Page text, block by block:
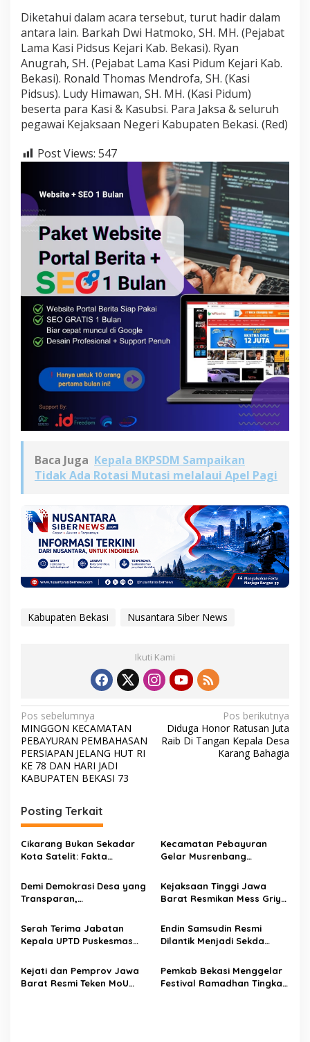
Diketahui dalam acara tersebut, turut hadir dalam
antara lain. Barkah Dwi Hatmoko, SH. MH. (Pejabat
Lama Kasi Pidsus Kejari Kab. Bekasi). Ryan
Anugrah, SH. (Pejabat Lama Kasi Pidum Kejari Kab.
Bekasi). Ronald Thomas Mendrofa, SH. (Kasi
Pidsus). Ludy Himawan, SH. MH. (Kasi Pidum)
beserta para Kasi & Kasubsi. Para Jaksa & seluruh
pegawai Kejaksaan Negeri Kabupaten Bekasi. (Red)
Post Views: 547
Baca Juga Kepala BKPSDM Sampaikan
Tidak Ada Rotasi Mutasi melalaui Apel Pagi
Kabupaten Bekasi Nusantara Siber News
Ikuti Kami
N
a
v
i
a
s
i
o
Pos sebelumnya
MINGGON KECAMATAN
PEBAYURAN PEMBAHASAN
PERSIAPAN JELANG HUT RI
KE 78 DAN HARI JADI
KABUPATEN BEKASI 73
Pos berikutnya
Diduga Honor Ratusan Juta
Raib Di Tangan Kepala Desa
Karang Bahagia
Posting Terkait
Cikarang Bukan Sekadar
Kota Satelit: Fakta
Kota Industri Jawa…
Kecamatan Pebayuran
Gelar Musrenbang
Perkuat Konektivitas dan
Ekonomi Berkelanjutan
Demi Demokrasi Desa yang
Transparan,
Musyawarah Penetapan
Panitia dan Jumlah BPD
Kejaksaan Tinggi Jawa
Barat Resmikan Mess Griya
Kabupaten Bekasi
Serah Terima Jabatan
Kepala UPTD Puskesmas
Digelar
Endin Samsudin Resmi
Dilantik Menjadi Sekda
Oleh Bupati Ade Kuswara
Kunang
Kejati dan Pemprov Jawa
Barat Resmi Teken MoU
Pemkab Bekasi Menggelar
Festival Ramadhan Tingkat